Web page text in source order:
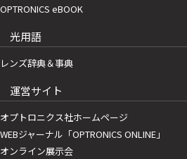
OPTRONICS eBOOK
光用語
レンズ辞典＆事典
運営サイト
オプトロニクス社ホームページ
WEBジャーナル「OPTRONICS ONLINE」
オンライン展示会